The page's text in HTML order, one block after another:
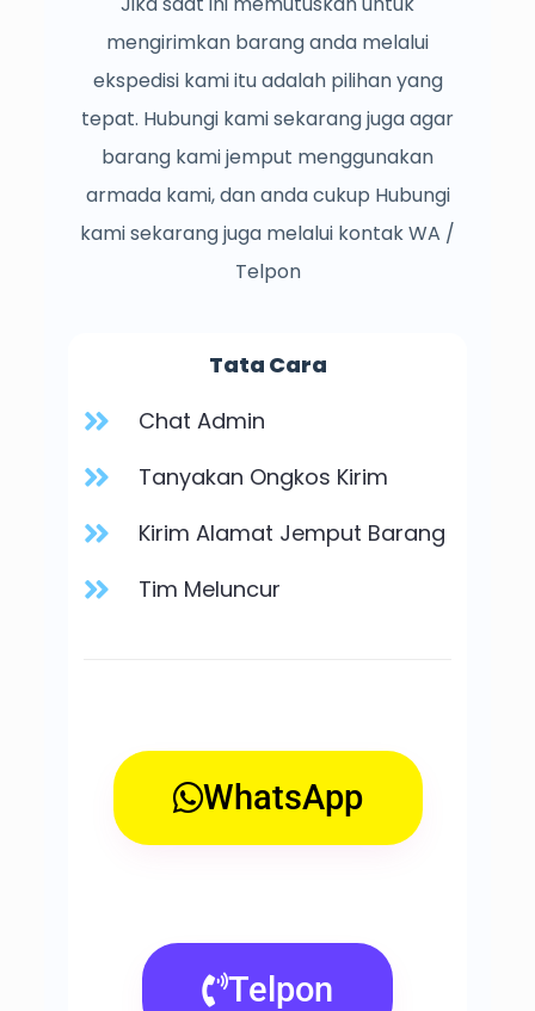
mengirimkan barang anda melalui
ekspedisi kami itu adalah pilihan yang
tepat. Hubungi kami sekarang juga agar
barang kami jemput menggunakan
armada kami, dan anda cukup Hubungi
kami sekarang juga melalui kontak WA /
Telpon
Tata Cara
Chat Admin
Tanyakan Ongkos Kirim
Kirim Alamat Jemput Barang
Tim Meluncur
WhatsApp
Telpon